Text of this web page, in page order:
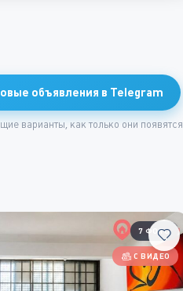
объявления в Telegram
варианты, как только они появятся
7 ФОТО
С ВИДЕО